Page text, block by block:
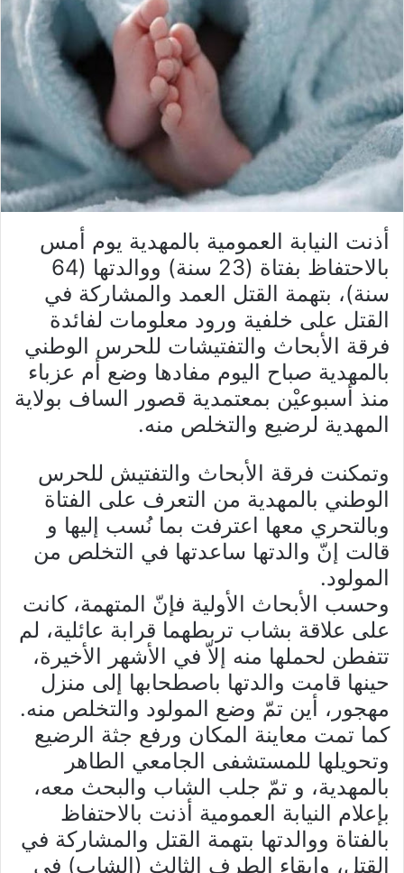
أذنت النيابة العمومية بالمهدية يوم أمس
بالاحتفاظ بفتاة (23 سنة) ووالدتها (64
سنة)، بتهمة القتل العمد والمشاركة في
القتل على خلفية ورود معلومات لفائدة
فرقة الأبحاث والتفتيشات للحرس الوطني
بالمهدية صباح اليوم مفادها وضع أم عزباء
منذ أسبوعيْن بمعتمدية قصور الساف بولاية
المهدية لرضيع والتخلص منه.
وتمكنت فرقة الأبحاث والتفتيش للحرس
الوطني بالمهدية من التعرف على الفتاة
وبالتحري معها اعترفت بما نُسب إليها و
قالت إنّ والدتها ساعدتها في التخلص من
المولود.
وحسب الأبحاث الأولية فإنّ المتهمة، كانت
على علاقة بشاب تربطهما قرابة عائلية، لم
تتفطن لحملها منه إلاّ في الأشهر الأخيرة،
حينها قامت والدتها باصطحابها إلى منزل
مهجور، أين تمّ وضع المولود والتخلص منه.
كما تمت معاينة المكان ورفع جثة الرضيع
وتحويلها للمستشفى الجامعي الطاهر
بالمهدية، و تمّ جلب الشاب والبحث معه،
بإعلام النيابة العمومية أذنت بالاحتفاظ
بالفتاة ووالدتها بتهمة القتل والمشاركة في
القتل، وإبقاء الطرف الثالث (الشاب) في